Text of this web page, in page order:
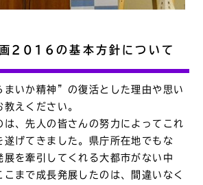
2016の基本方針について
まいか精神”の復活とした理由や思い
えください。
は、先人の皆さんの努力によってこれ
遂げてきました。県庁所在地でもな
展を牽引してくれる大都市がない中
こまで成長発展したのは、間違いなく